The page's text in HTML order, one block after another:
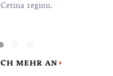
region.
MEHR AN